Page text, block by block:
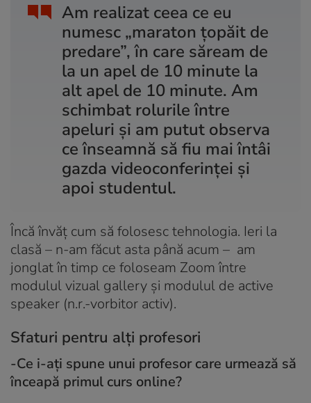
Am realizat ceea ce eu
numesc „maraton țopăit de
predare”, în care săream de
la un apel de 10 minute la
alt apel de 10 minute. Am
schimbat rolurile între
apeluri și am putut observa
ce înseamnă să fiu mai întâi
gazda videoconferinței și
apoi studentul.
Încă învăț cum să folosesc tehnologia. Ieri la
clasă – n-am făcut asta până acum – am
jonglat în timp ce foloseam Zoom între
modulul vizual gallery și modulul de active
speaker (n.r.-vorbitor activ).
Sfaturi pentru alți profesori
-Ce i-ați spune unui profesor care urmează să
înceapă primul curs online?